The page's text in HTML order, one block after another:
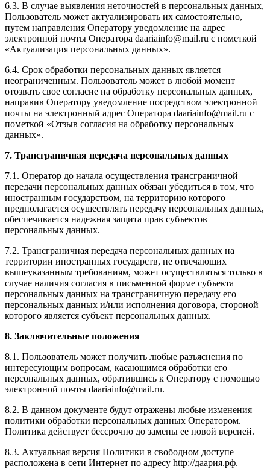
6.3. В случае выявления неточностей в персональных данных,
Пользователь может актуализировать их самостоятельно,
путем направления Оператору уведомление на адрес
электронной почты Оператора daariainfo@mail.ru с пометкой
«Актуализация персональных данных».
6.4. Срок обработки персональных данных является
неограниченным. Пользователь может в любой момент
отозвать свое согласие на обработку персональных данных,
направив Оператору уведомление посредством электронной
почты на электронный адрес Оператора daariainfo@mail.ru с
пометкой «Отзыв согласия на обработку персональных
данных».
7. Трансграничная передача персональных данных
7.1. Оператор до начала осуществления трансграничной
передачи персональных данных обязан убедиться в том, что
иностранным государством, на территорию которого
предполагается осуществлять передачу персональных данных,
обеспечивается надежная защита прав субъектов
персональных данных.
7.2. Трансграничная передача персональных данных на
территории иностранных государств, не отвечающих
вышеуказанным требованиям, может осуществляться только в
случае наличия согласия в письменной форме субъекта
персональных данных на трансграничную передачу его
персональных данных и/или исполнения договора, стороной
которого является субъект персональных данных.
8. Заключительные положения
8.1. Пользователь может получить любые разъяснения по
интересующим вопросам, касающимся обработки его
персональных данных, обратившись к Оператору с помощью
электронной почты daariainfo@mail.ru.
8.2. В данном документе будут отражены любые изменения
политики обработки персональных данных Оператором.
Политика действует бессрочно до замены ее новой версией.
8.3. Актуальная версия Политики в свободном доступе
расположена в сети Интернет по адресу http://даария.рф.